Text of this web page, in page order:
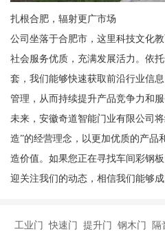
扎根合肥，辐射更广市场
公司坐落于合肥市，这里科技文化
社会服务优质，充满发展活力。依
套，我们能够快速获取前沿行业信
管理，从而持续提升产品竞争力和服
未来，安徽奇道智能门业有限公司
造”的经营理念，以更加优质的产品
造价值。如果您正在寻找车间彩钢
迎关注我们的动态，相信我们能够
工业门 快速门 提升门 钢木门